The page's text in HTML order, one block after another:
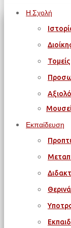
Η Σχολή
Τομείς
Εκπαίδευση